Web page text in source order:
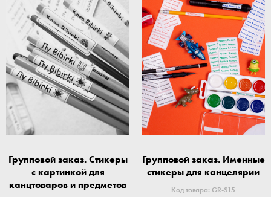
Групповой заказ. Стикеры
с картинкой для
канцтоваров и предметов
Групповой заказ. Именные
стикеры для канцелярии
Код товара: GR-S15